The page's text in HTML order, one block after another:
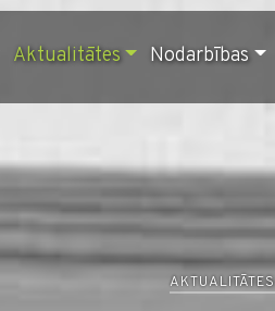
Aktualitātes Nodarbības
AKTUALITĀTES